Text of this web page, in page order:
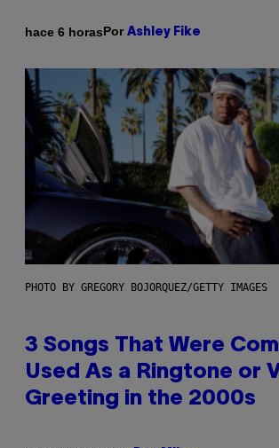
hace 6 horasPor Ashley Fike
PHOTO BY GREGORY BOJORQUEZ/GETTY IMAGES
3 Songs That Were
Used As a Ringtone or
Greeting in the 2000s